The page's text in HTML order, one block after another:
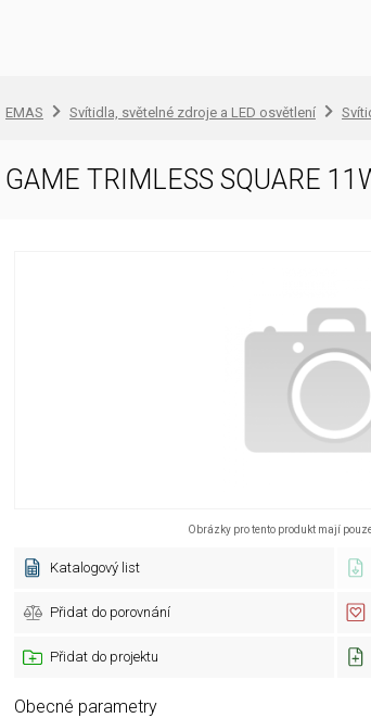
EMAS Svítidla, světelné zdroje a LED osvětlení
GAME TRIMLESS SQUARE
Obrázky pro tento produkt mají
Katalogový list
Přidat do porovnání
Přidat do projektu
Obecné parametry